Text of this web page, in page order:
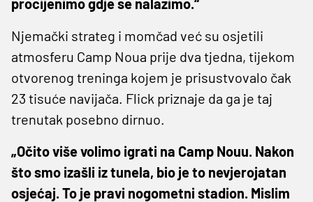
procijenimo gdje se nalazimo.“
Njemački strateg i momčad već su osjetili
atmosferu Camp Noua prije dva tjedna, tijekom
otvorenog treninga kojem je prisustvovalo čak
23 tisuće navijača. Flick priznaje da ga je taj
trenutak posebno dirnuo.
„Očito više volimo igrati na Camp Nouu. Nakon
što smo izašli iz tunela, bio je to nevjerojatan
osjećaj. To je pravi nogometni stadion. Mislim